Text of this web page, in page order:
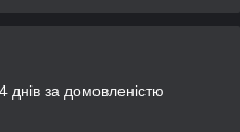
за домовленістю